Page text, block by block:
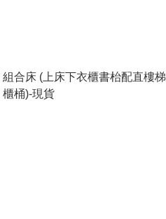
組合床 (上床下衣櫃書枱配直樓梯
櫃桶)-現貨